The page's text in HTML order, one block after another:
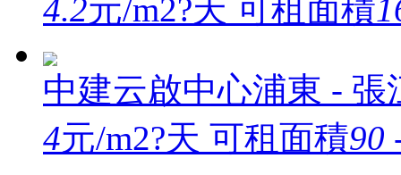
4.2元/m2?天 可租面積
中建云啟中心浦東 - 張
4元/m2?天 可租面積90